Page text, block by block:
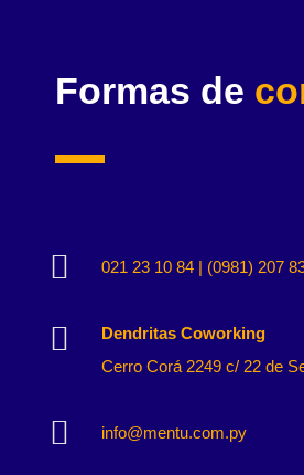
Formas de
 021 23 10 84 | (0981) 207

Dendritas Coworking
Cerro Corá 2249 c/ 22 de
 info@mentu.com.py